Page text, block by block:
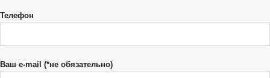
Телефон
Ваш e-mail (*не обязательно)